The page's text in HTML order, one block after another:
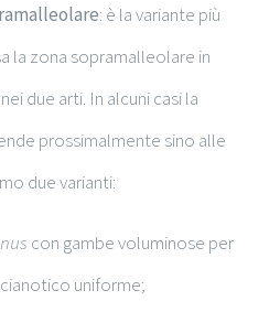
: è la variante più
la zona sopramalleolare in
due arti. In alcuni casi la
prossimalmente sino alle
due varianti:
con gambe voluminose per
uniforme;